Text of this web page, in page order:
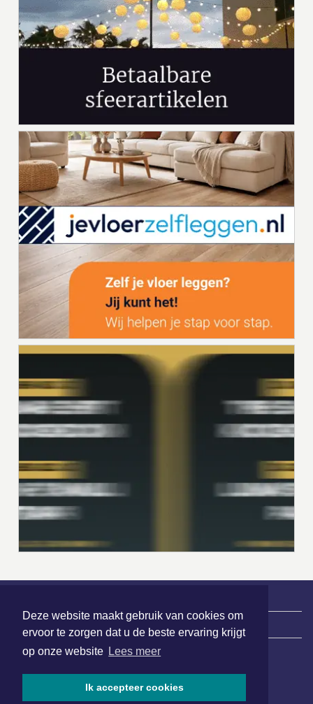
Deze website maakt gebruik van cookies om
ervoor te zorgen dat u de beste ervaring krijgt
op onze website Lees meer
Ik accepteer cookies
Nieuws | Sport | Evenementen
Hoofdvestiging:
van Benthuizenlaan 1